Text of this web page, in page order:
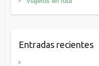
Entradas recientes